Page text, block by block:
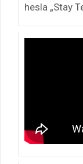
hesla „Stay